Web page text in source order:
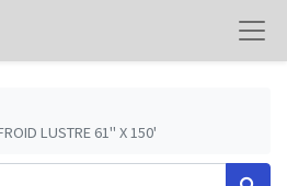
LUSTRE 61" X 150'